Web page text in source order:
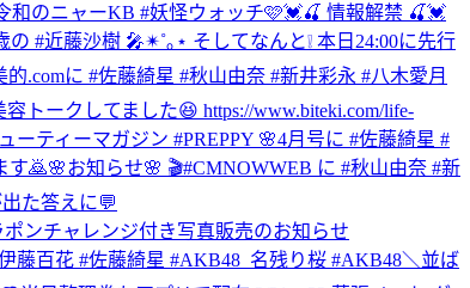
和のニャーKB #妖怪ウォッチ🩷💓🍒 情報解禁 🍒💓
#近藤沙樹 🎤✴︎˚｡⋆ そしてなんと❕ 本日24:00に先行
的.comに #佐藤綺星 #秋山由奈 #新井彩永 #八木愛月
トークしてました😆 https://www.biteki.com/life-
ティーマガジン #PREPPY 🌸4月号に #佐藤綺星 #
す🙇🌸お知らせ🌸 🎬#CMNOWWEB に #秋山由奈 #新
た答えに💬
ポンチャレンジ付き写真販売のお知らせ
藤百花 #佐藤綺星 #AKB48_名残り桜 #AKB48＼並ば